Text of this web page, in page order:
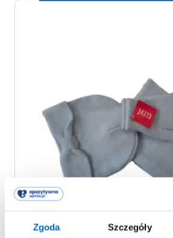
Zgoda Szczegóły